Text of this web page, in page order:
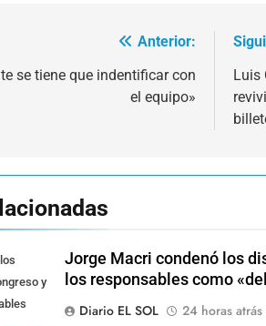
Anterior:
se tiene que indentificar con
el equipo»
Luis
y
Jorge Macri condenó los
los responsables como
Diario EL SOL
24 horas atrás